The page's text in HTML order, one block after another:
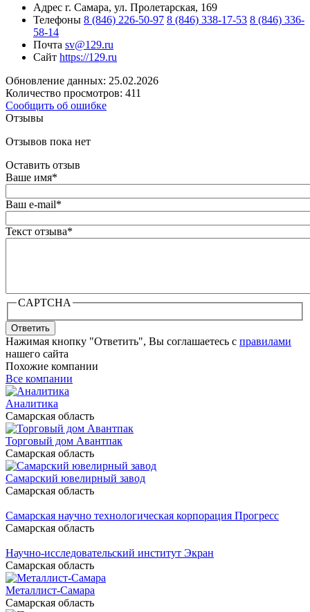
Адрес г. Самара, ул. Пролетарская, 169
Телефоны 8 (846) 226-50-97 8 (846) 338-17-53 8 (846) 336-
58-14
Почта sv@129.ru
Сайт https://129.ru
Обновление данных: 25.02.2026
Количество просмотров: 411
Сообщить об ошибке
Отзывы
Отзывов пока нет
Оставить отзыв
Ваше имя*
Ваш e-mail*
Текст отзыва*
CAPTCHA
Ответить
Нажимая кнопку "Ответить", Вы соглашаетесь с правилами
нашего сайта
Похожие компании
Все компании
Аналитика
Самарская область
Торговый дом Авантпак
Самарская область
Самарский ювелирный завод
Самарская область
Самарская научно технологическая корпорация Прогресс
Самарская область
Научно-исследовательский институт Экран
Самарская область
Металлист-Самара
Самарская область